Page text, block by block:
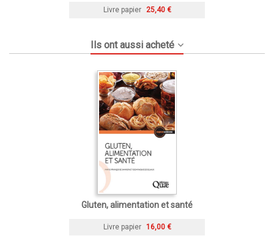
Livre papier 25,40 €
Ils ont aussi acheté
Gluten, alimentation et santé
Livre papier 16,00 €